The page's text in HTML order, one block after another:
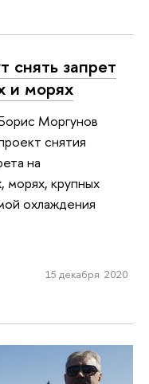
снять запрет
и морях
Моргунов
снятия
на
морях, крупных
охлаждения
15 декабря 2020